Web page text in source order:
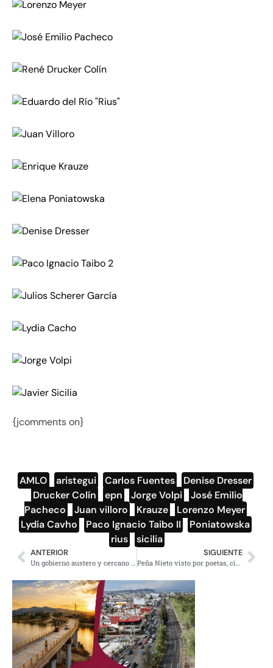
{jcomments on}
AMLO aristegui Carlos Fuentes Denise Dresser
Drucker Colín
epn Jorge Volpi
José Emilio
Pacheco
Juan villoro Krauze Lorenzo Meyer
Lydia Cavho
Paco Ignacio Taibo II Poniatowska
rius
sicilia
ANTERIOR SIGUIENTE